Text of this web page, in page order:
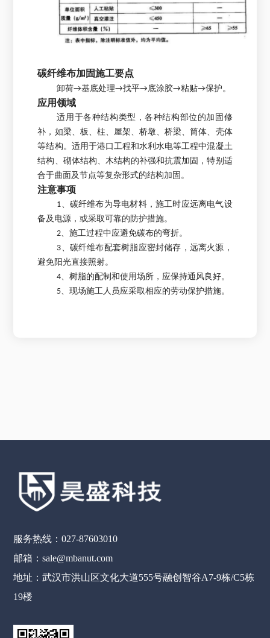
碳纤维布加固施工要点
卸荷→基底处理→找平→底涂胶→粘贴→保护。
应用领域
适用于各种结构类型，各种结构部位的加固修
补，如梁、板、柱、屋架、桥墩、桥梁、筒体、壳体
等结构。适用于港口工程和水利水电等工程中混凝土
结构、砌体结构、木结构的补强和抗震加固，特别适
合于曲面及节点等复杂形式的结构加固。
注意事项
1、碳纤维布为导电材料，施工时应远离电气设
备及电源，或采取可靠的防护措施。
2、施工过程中应避免碳布的弯折。
3、碳纤维布配套树脂应密封储存，远离火源，
避免阳光直接照射。
4、树脂的配制和使用场所，应保持通风良好。
5、现场施工人员应采取相应的劳动保护措施。
服务热线：027-87603010
邮箱：sale@mbanut.com
地址：武汉市洪山区文化大道555号融创智谷A7-9栋/C5栋
19楼